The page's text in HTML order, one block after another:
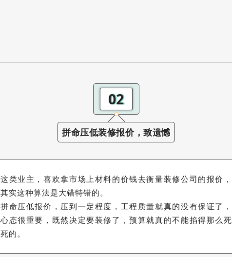
02
拼命压低装修报价，致遗憾
这类业主，喜欢拿市场上材料的价钱去衡量装修公司的报价，
其实这种算法是大错特错的。
拼命压低报价，压到一定程度，工程质量就真的没有保证了，
心态很重要，既然决定要装修了，预算就真的不能掐得那么死
死的。